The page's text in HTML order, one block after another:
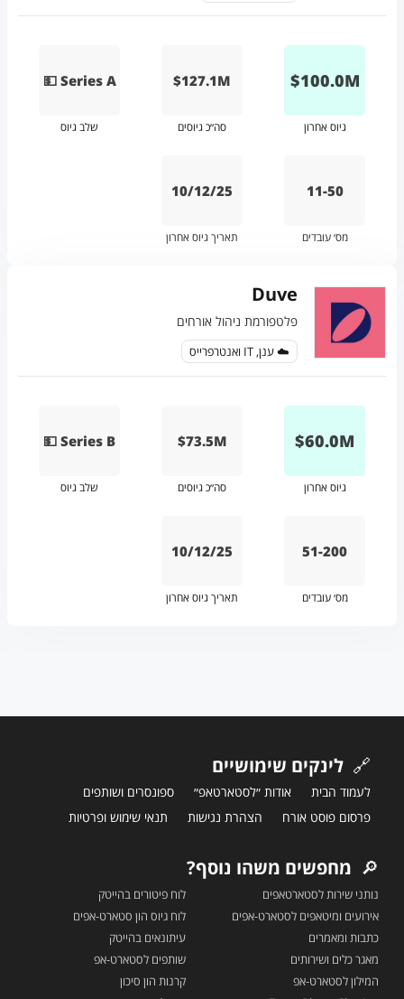
M
100.0
$
גיוס אחרון
$127.1M
סה״כ גיוסים
💵 Series A
שלב גיוס
11-50
מס׳ עובדים
10/12/25
תאריך גיוס אחרון
Duve
פלטפורמת ניהול אורחים
☁️ ענן, IT ואנטרפרייס
M
60.0
$
גיוס אחרון
$73.5M
סה״כ גיוסים
💵 Series B
שלב גיוס
51-200
מס׳ עובדים
10/12/25
תאריך גיוס אחרון
🔗 לינקים שימושיים
לעמוד הבית אודות ״לסטארטאפ״
ספונסרים ושותפים
פרסום פוסט אורח
הצהרת נגישות תנאי שימוש ופרטיות
🔎 מחפשים משהו נוסף?
נותני שירות לסטארטאפים
אירועים ומיטאפים לסטארט-אפים
כתבות ומאמרים
מאגר כלים ושירותים
המילון לסטארט-אפ
לוח פיטורים בהייטק
לוח גיוס הון סטארט-אפים
עיתונאים בהייטק
שותפים לסטארט-אפ
קרנות הון סיכון